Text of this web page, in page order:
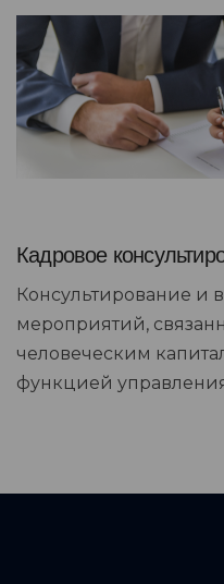
Кадровое
Консультирование и
мероприятий,
человеческим
функцией